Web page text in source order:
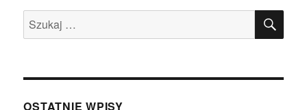
Szukaj:
OSTATNIE WPISY